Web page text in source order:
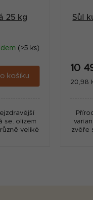
25 kg
(>5 ks)
košíku
se, olizem
veliké
Sůl
10
Měrná
20,98
zvěře